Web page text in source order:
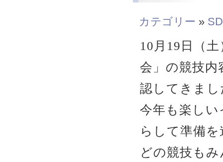
カテゴリー »
10月19日（
会」の競技内
認してきまし
今年も楽し
らして準備
どの競技も